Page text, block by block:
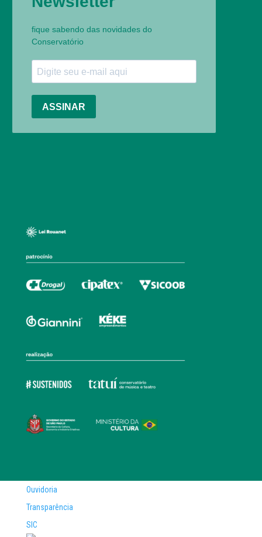
Ouvidoria
Transparência
SIC